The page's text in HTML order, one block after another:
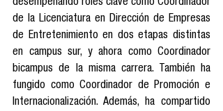
desempeñando roles clave como Coordinador
de la Licenciatura en Dirección de Empresas
de Entretenimiento en dos etapas distintas
en campus sur, y ahora como Coordinador
bicampus de la misma carrera. También ha
fungido como Coordinador de Promoción e
Internacionalización. Además, ha compartido